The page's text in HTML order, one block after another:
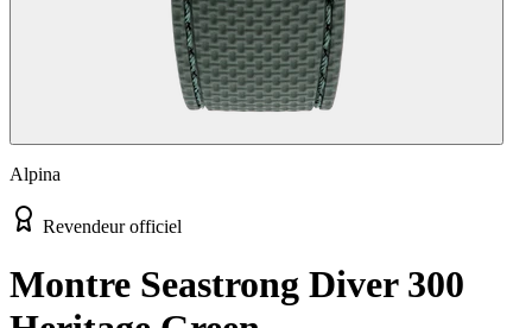
Alpina
Revendeur officiel
Montre Seastrong Diver 300